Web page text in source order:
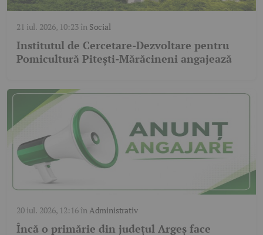
21 iul. 2026, 10:23în Social
Institutul de Cercetare-Dezvoltare pentru
Pomicultură Pitești-Mărăcineni angajează
20 iul. 2026, 12:16înAdministrativ
Încă o primărie din județul Argeș face